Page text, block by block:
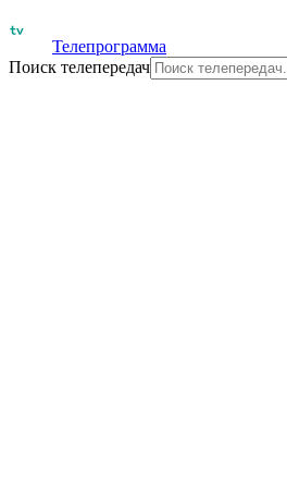
Телепрограмма
Поиск телепередач